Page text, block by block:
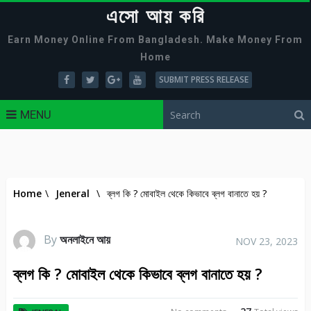
এসো আয় করি
Earn Money Online From Bangladesh. Make Money From
Home
SUBMIT PRESS RELEASE
MENU
Home \ Jeneral \ ব্লগ কি ? মোবাইল থেকে কিভাবে ব্লগ বানাতে হয় ?
Byঅনলাইনে আয় NOV 23, 2023
ব্লগ কি ? মোবাইল থেকে কিভাবে ব্লগ বানাতে হয় ?